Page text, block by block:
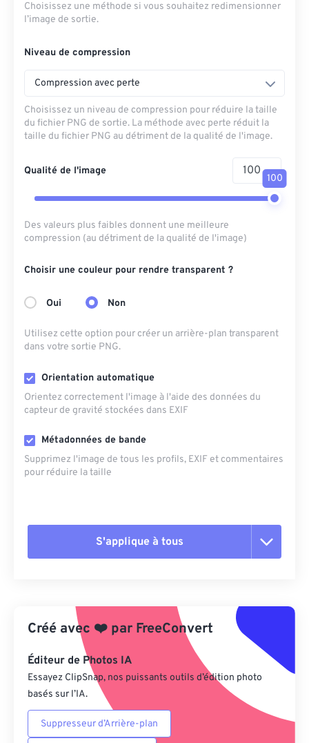
Choisissez une méthode si vous souhaitez redimensionner
l’image de sortie.
Niveau de compression
Compression avec perte
Choisissez un niveau de compression pour réduire la taille
du fichier PNG de sortie. La méthode avec perte réduit la
taille du fichier PNG au détriment de la qualité de l'image.
Qualité de l'image
100
Des valeurs plus faibles donnent une meilleure
compression (au détriment de la qualité de l'image)
Choisir une couleur pour rendre transparent ?
Oui Non
Utilisez cette option pour créer un arrière-plan transparent
dans votre sortie PNG.
Orientation automatique
Orientez correctement l'image à l'aide des données du
capteur de gravité stockées dans EXIF
Métadonnées de bande
Supprimez l'image de tous les profils, EXIF ​​et commentaires
pour réduire la taille
S'applique à tous
Appliquer à partir du préréglage
Enregistrer comme préréglage
Créé avec ❤️ par FreeConvert
Éditeur de Photos IA
Essayez ClipSnap, nos puissants outils d’édition photo
basés sur l’IA.
Suppresseur d’Arrière-plan